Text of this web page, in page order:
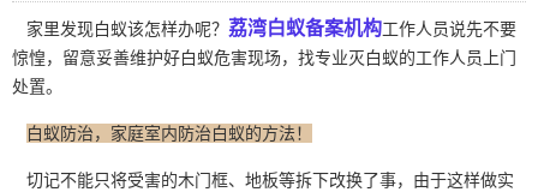
家里发现白蚁该怎样办呢？ 荔湾白蚁备案机构工作人员说先不要
惊惶，留意妥善维护好白蚁危害现场，找专业灭白蚁的工作人员上门
处置。
白蚁防治，家庭室内防治白蚁的方法！
切记不能只将受害的木门框、地板等拆下改换了事，由于这样做实